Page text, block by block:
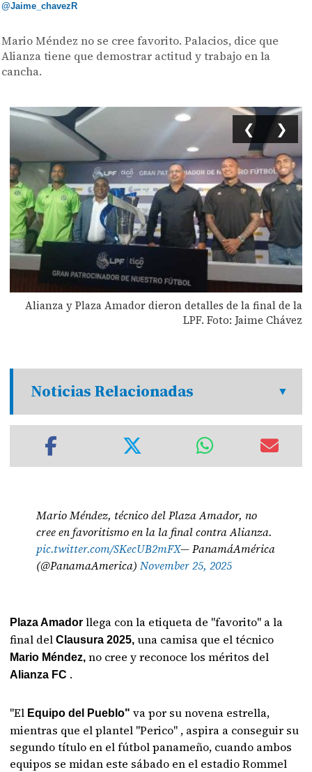
@Jaime_chavezR
Mario Méndez no se cree favorito. Palacios, dice que
Alianza tiene que demostrar actitud y trabajo en la
cancha.
Alianza y Plaza Amador dieron detalles de la final de la
LPF. Foto: Jaime Chávez
❮ ❯
Noticias Relacionadas
Mario Méndez, técnico del Plaza Amador, no
cree en favoritismo en la la final contra Alianza.
pic.twitter.com/SKecUB2mFX— PanamáAmérica
(@PanamaAmerica)November 25, 2025
Plaza Amadorllega con la etiqueta de "favorito" a la
final delClausura 2025,una camisa que el técnico
Mario Méndez, no cree y reconoce los méritos del
Alianza FC .
"El Equipo del Pueblo" va por su novena estrella,
mientras que el plantel "Perico" , aspira a conseguir su
segundo título en el fútbol panameño, cuando ambos
equipos se midan este sábado en el estadio Rommel